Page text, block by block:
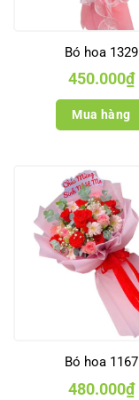
Bó hoa 1329
450.000₫
Mua hàng
Bó hoa 1167
480.000₫